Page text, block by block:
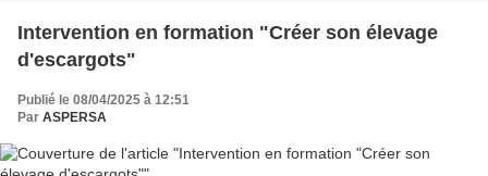
Intervention en formation "Créer son élevage
d'escargots"
Publié le 08/04/2025 à 12:51
Par ASPERSA